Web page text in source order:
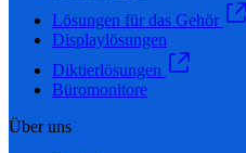
Lösungen für das Gehör
Displaylösungen
Diktierlösungen
Büromonitore
Über uns